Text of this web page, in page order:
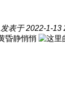
发表于 2022-1-13